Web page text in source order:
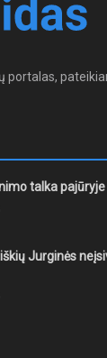
portalas,
talka pajūryje
Jurginės